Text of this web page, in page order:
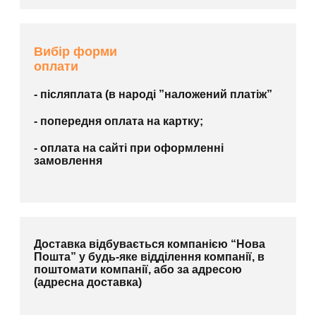
Вибір форми
оплати
- післяплата (в народі ”наложений платіж”
- попередня оплата на картку;
- оплата на сайті при оформленні
замовлення
Доставка відбувається компанією “Нова
Пошта” у будь-яке відділення компанії, в
поштомати компанії, або за адресою
(адресна доставка)